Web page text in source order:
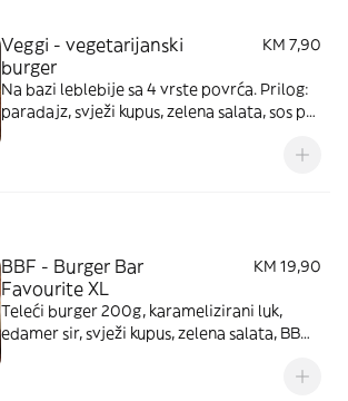
Veggi - vegetarijanski
burger
KM 7,90
Na bazi leblebije sa 4 vrste povrća. Prilog:
paradajz, svježi kupus, zelena salata, sos po
BBF - Burger Bar
Favourite XL
KM 19,90
Teleći burger 200g, karamelizirani luk,
edamer sir, svježi kupus, zelena salata, BB